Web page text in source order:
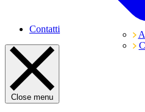
Contatti
Close menu